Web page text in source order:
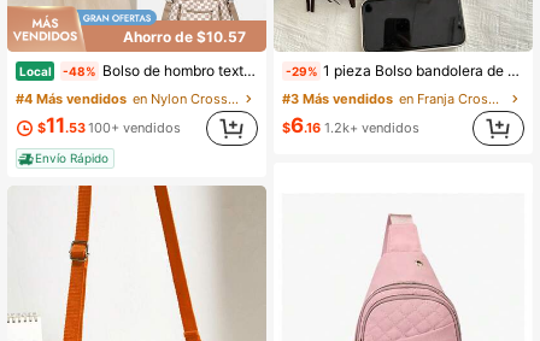
Ahorro de $10.57
Local -48% Bolso de hombro texturizado a cuadros con múltiples compartimentos | Ideal para el día a día, la escuela y excursiones | Elegante y versátil bolso multiusos
#4 Más vendidos
en Nylon Crossbody de mujer
$11.53100+ vendidos
Envío Rápido
-29% 1 pieza Bolso bandolera de unicolor con decoración de flecos de ante/cuero PU, para uso diario de mujeres
#3 Más vendidos
en Franja Crossbody de mujer
$6.16 1.2k+ vendidos